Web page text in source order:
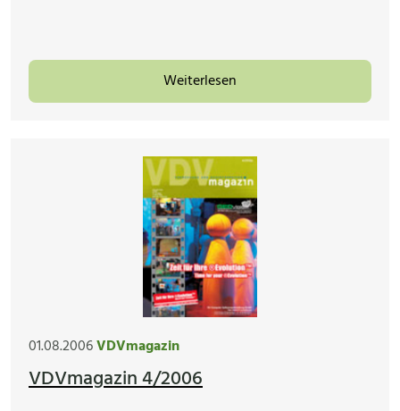
Weiterlesen
01.08.2006VDVmagazin
VDVmagazin 4/2006